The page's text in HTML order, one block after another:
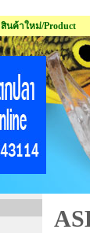
สินค้าใหม่/Product